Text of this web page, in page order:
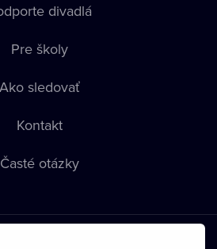
divadlá
Pre školy
Ako sledovať
Kontakt
Časté otázky